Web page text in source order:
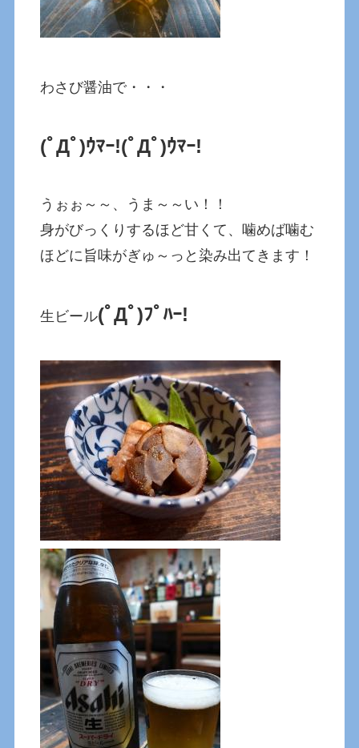
わさび醤油で・・・
(ﾟДﾟ)ｳﾏｰ!(ﾟДﾟ)ｳﾏｰ!
うぉぉ～～、うま～～い！！
身がびっくりするほど甘くて、噛めば噛む
ほどに旨味がぎゅ～っと染み出てきます！
生ビール(ﾟДﾟ)ﾌﾟﾊｰ!